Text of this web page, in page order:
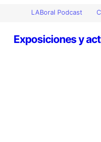
LABoral Podcast
Exposiciones y